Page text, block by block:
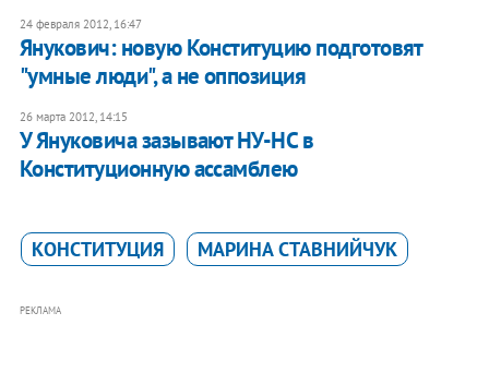
24 февраля 2012, 16:47
Янукович: новую Конституцию подготовят
"умные люди", а не оппозиция
26 марта 2012, 14:15
У Януковича зазывают НУ-НС в
Конституционную ассамблею
КОНСТИТУЦИЯ МАРИНА СТАВНИЙЧУК
РЕКЛАМА